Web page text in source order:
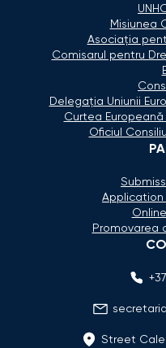
Misiunea
Asociaţia
Comisarul pentru
Delegaţia Uniunii
Curtea
Oficiul
Application
Promovarea
Street